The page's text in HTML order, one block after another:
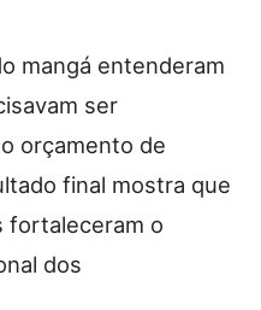
mangá entenderam
ser
orçamento de
final mostra que
fortaleceram o
dos